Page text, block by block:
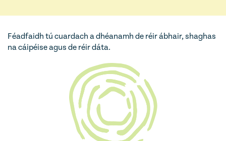
Féadfaidh tú cuardach a dhéanamh de réir ábhair, shaghas
na cáipéise agus de réir dáta.